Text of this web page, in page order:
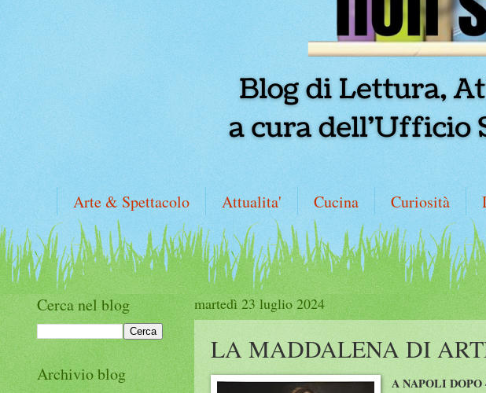
Arte & Spettacolo Attualita' Cucina Curiosità
martedì 23 luglio 2024
LA MADDALENA DI
A NAPOLI DOPO
Cerca nel blog
Archivio blog